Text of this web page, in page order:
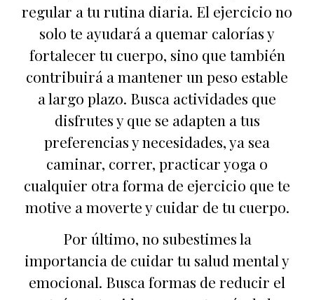
regular a tu rutina diaria. El ejercicio no
solo te ayudará a quemar calorías y
fortalecer tu cuerpo, sino que también
contribuirá a mantener un peso estable
a largo plazo. Busca actividades que
disfrutes y que se adapten a tus
preferencias y necesidades, ya sea
caminar, correr, practicar yoga o
cualquier otra forma de ejercicio que te
motive a moverte y cuidar de tu cuerpo.
Por último, no subestimes la
importancia de cuidar tu salud mental y
emocional. Busca formas de reducir el